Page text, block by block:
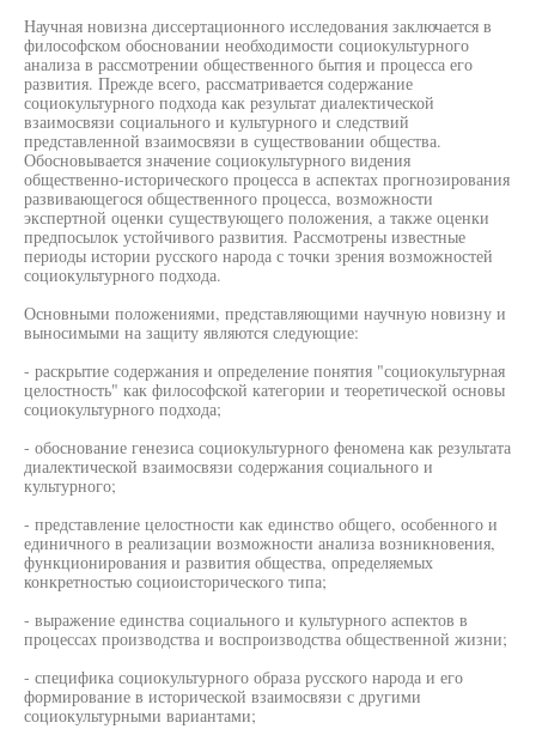
Научная новизна диссертационного исследования заключается в
философском обосновании необходимости социокультурного
анализа в рассмотрении общественного бытия и процесса его
развития. Прежде всего, рассматривается содержание
социокультурного подхода как результат диалектической
взаимосвязи социального и культурного и следствий
представленной взаимосвязи в существовании общества.
Обосновывается значение социокультурного видения
общественно-исторического процесса в аспектах прогнозирования
развивающегося общественного процесса, возможности
экспертной оценки существующего положения, а также оценки
предпосылок устойчивого развития. Рассмотрены известные
периоды истории русского народа с точки зрения возможностей
социокультурного подхода.
Основными положениями, представляющими научную новизну и
выносимыми на защиту являются следующие:
- раскрытие содержания и определение понятия "социокультурная
целостность" как философской категории и теоретической основы
социокультурного подхода;
- обоснование генезиса социокультурного феномена как результата
диалектической взаимосвязи содержания социального и
культурного;
- представление целостности как единство общего, особенного и
единичного в реализации возможности анализа возникновения,
функционирования и развития общества, определяемых
конкретностью социоисторического типа;
- выражение единства социального и культурного аспектов в
процессах производства и воспроизводства общественной жизни;
- специфика социокультурного образа русского народа и его
формирование в исторической взаимосвязи с другими
социокультурными вариантами;